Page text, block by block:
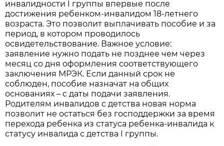
инвалидности I группы впервые после
достижения ребенком-инвалидом 18-летнего
возраста. Это позволит выплачивать пособие и за
период, в котором проводилось
освидетельствование. Важное условие:
заявление нужно подать не позднее чем через
месяц со дня оформления соответствующего
заключения МРЭК. Если данный срок не
соблюден, пособие назначат на общих
основаниях – с даты подачи заявления.
Родителям инвалидов с детства новая норма
позволит не остаться без господдержки за время
перехода ребенка из статуса ребенка-инвалида к
статусу инвалида с детства I группы.